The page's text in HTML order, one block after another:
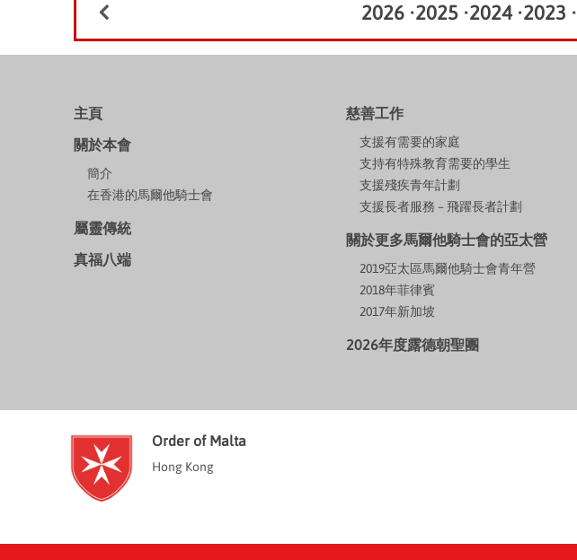
2026 •2025 •2024 •2023 •
主頁
關於本會
簡介
在香港的馬爾他騎士會
屬靈傳統
真福八端
慈善工作
支援有需要的家庭
支持有特殊教育需要的學生
支援殘疾青年計劃
支援長者服務 – 飛躍長者計劃
關於更多馬爾他騎士會的亞太營
2019亞太區馬爾他騎士會青年營
2018年菲律賓
2017年新加坡
2026年度露德朝聖團
Order of Malta
Hong Kong